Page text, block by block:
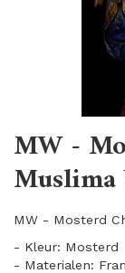
MW -
Muslima
MW - Mosterd
- Kleur: Mosterd
- Materialen: